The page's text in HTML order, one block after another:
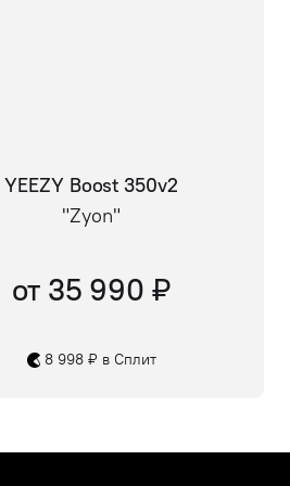
YEEZY Boost 350v2
"Zyon"
от 35 990 ₽
8 998 ₽ в Сплит